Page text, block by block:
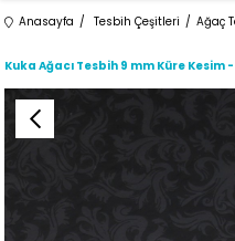
Anasayfa Tesbih Çeşitleri Ağaç
Kuka Ağacı Tesbih 9 mm Küre Kesim